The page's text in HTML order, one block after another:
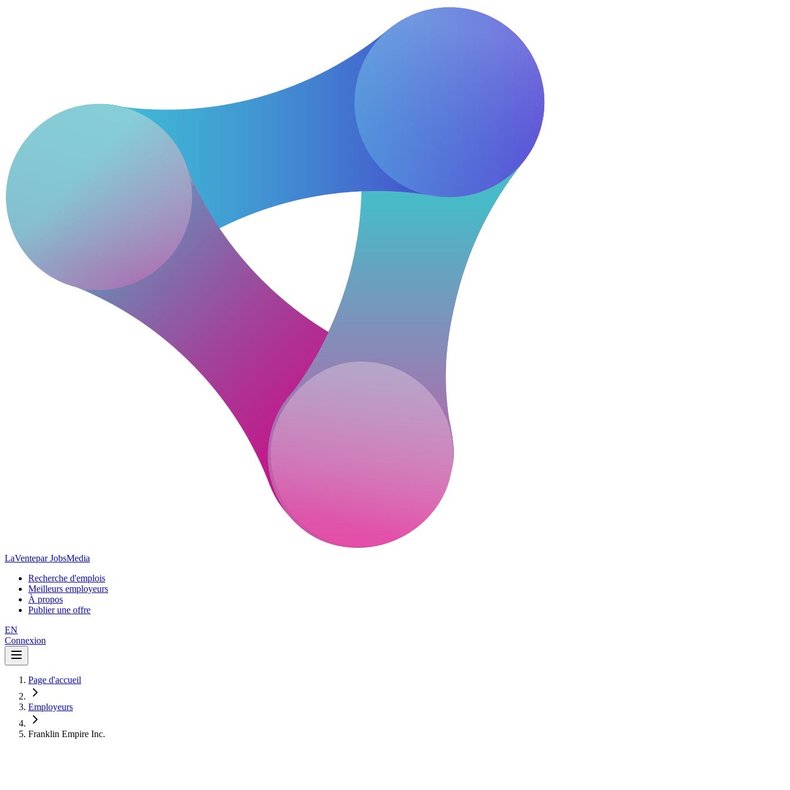
LaVentepar JobsMedia
Recherche d'emplois
Meilleurs employeurs
À propos
Publier une offre
EN
Connexion
Page d'accueil
Employeurs
Franklin Empire Inc.